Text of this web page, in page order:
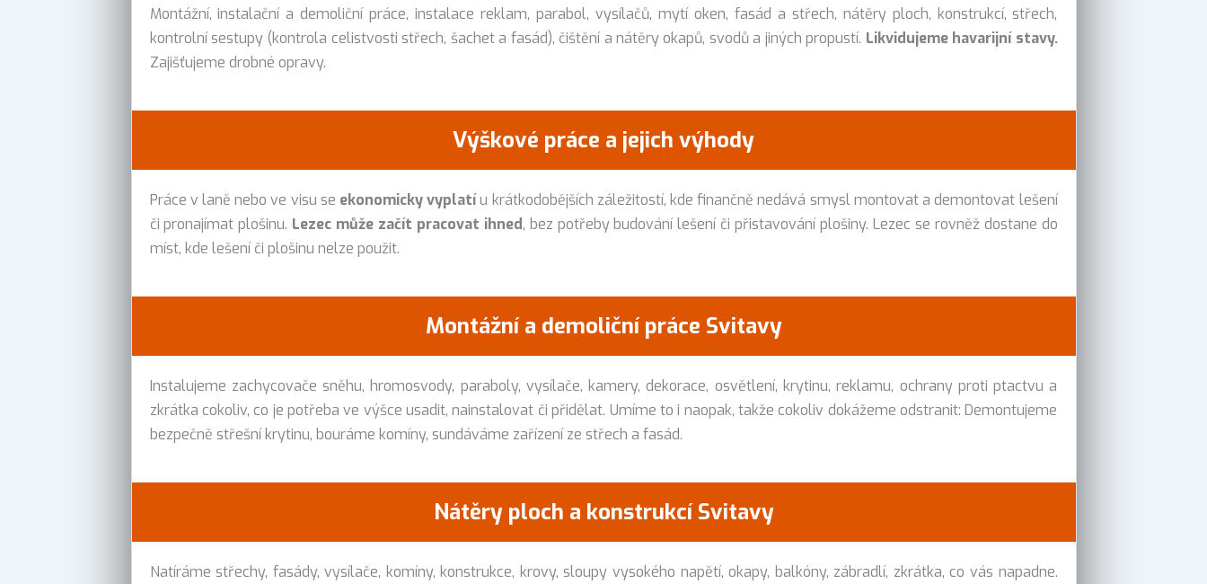
Montážní, instalační a demoliční práce, instalace reklam, parabol, vysílačů, mytí oken, fasád a střech, nátěry ploch, konstrukcí, střech,
kontrolní sestupy (kontrola celistvosti střech, šachet a fasád), čištění a nátěry okapů, svodů a jiných propustí. Likvidujeme havarijní stavy.
Zajišťujeme drobné opravy.
Výškové práce a jejich výhody
Práce v laně nebo ve visu se ekonomicky vyplatíu krátkodobějších záležitostí, kde finančně nedává smysl montovat a demontovat lešení
či pronajímat plošinu. Lezec může začít pracovat ihned, bez potřeby budování lešení či přistavování plošiny. Lezec se rovněž dostane do
míst, kde lešení či plošinu nelze použit.
Montážní a demoliční práce Svitavy
Instalujeme zachycovače sněhu, hromosvody, paraboly, vysílače, kamery, dekorace, osvětlení, krytinu, reklamu, ochrany proti ptactvu a
zkrátka cokoliv, co je potřeba ve výšce usadit, nainstalovat či přidělat. Umíme to i naopak, takže cokoliv dokážeme odstranit: Demontujeme
bezpečně střešní krytinu, bouráme komíny, sundáváme zařízení ze střech a fasád.
Nátěry ploch a konstrukcí Svitavy
Natíráme střechy, fasády, vysílače, komíny, konstrukce, krovy, sloupy vysokého napětí, okapy, balkóny, zábradlí, zkrátka, co vás napadne.